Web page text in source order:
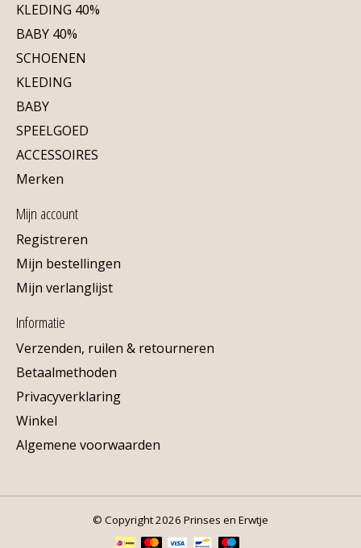
KLEDING 40%
BABY 40%
SCHOENEN
KLEDING
BABY
SPEELGOED
ACCESSOIRES
Merken
Mijn account
Registreren
Mijn bestellingen
Mijn verlanglijst
Informatie
Verzenden, ruilen & retourneren
Betaalmethoden
Privacyverklaring
Winkel
Algemene voorwaarden
© Copyright 2026 Prinses en Erwtje